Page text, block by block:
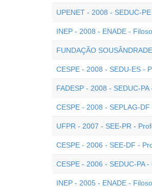
UPENET - 2008 - SEDUC-
INEP - 2008 - ENADE -
FUNDAÇÃO
CESPE - 2008 - SEDU-ES -
FADESP - 2008 - SEDUC-
CESPE - 2008 - SEPLAG-
UFPR - 2007 - SEE-PR -
CESPE - 2006 - SEE-DF -
CESPE - 2006 - SEDUC-PA
INEP - 2005 - ENADE -